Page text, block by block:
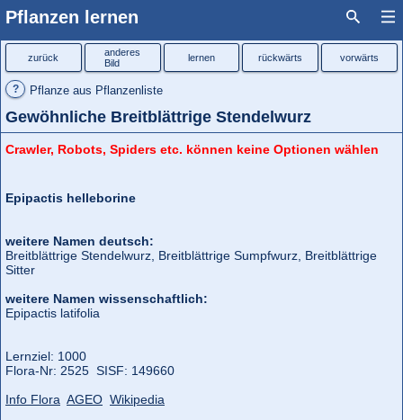
Pflanzen lernen
? Pflanze aus Pflanzenliste
Gewöhnliche Breitblättrige Stendelwurz
zurück
anderes
Bild
lernen rückwärts vorwärts
Crawler, Robots, Spiders etc. können keine Optionen wählen
Epipactis helleborine
weitere Namen deutsch:
Breitblättrige Stendelwurz, Breitblättrige Sumpfwurz, Breitblättrige
Sitter
weitere Namen wissenschaftlich:
Epipactis latifolia
Lernziel: 1000
Flora‑Nr: 2525 SISF: 149660
Info Flora AGEO Wikipedia